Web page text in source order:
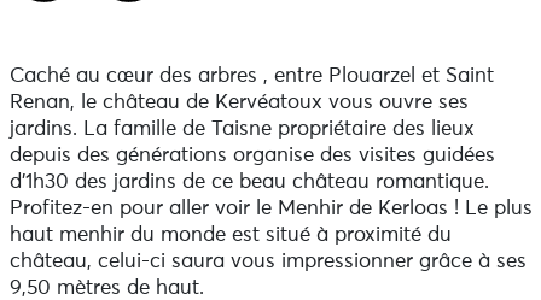
Caché au cœur des arbres , entre Plouarzel et Saint
Renan, le château de Kervéatoux vous ouvre ses
jardins. La famille de Taisne propriétaire des lieux
depuis des générations organise des visites guidées
d'1h30 des jardins de ce beau château romantique.
Profitez-en pour aller voir le Menhir de Kerloas ! Le plus
haut menhir du monde est situé à proximité du
château, celui-ci saura vous impressionner grâce à ses
9,50 mètres de haut.